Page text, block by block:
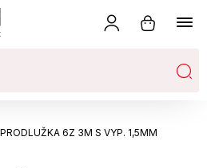
6Z 3M S VYP. 1,5MM